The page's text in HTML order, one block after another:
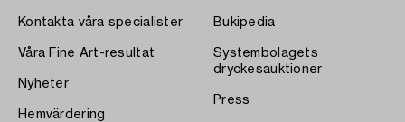
Kontakta våra specialister
Våra Fine Art-resultat
Nyheter
Hemvärdering
Bukipedia
Systembolagets
dryckesauktioner
Press